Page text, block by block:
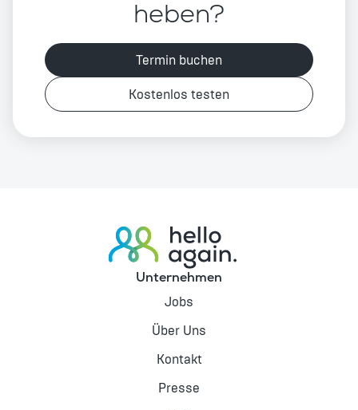
heben?
Termin buchen
Kostenlos testen
Unternehmen
Jobs
Über Uns
Kontakt
Presse